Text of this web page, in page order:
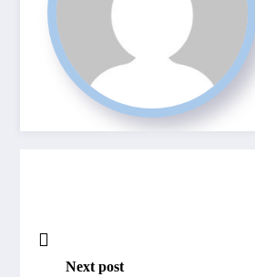
Next post